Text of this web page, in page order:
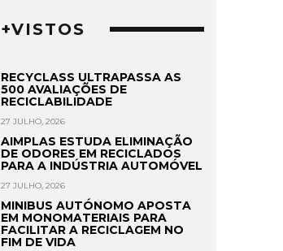
+VISTOS
RECYCLASS ULTRAPASSA AS
500 AVALIAÇÕES DE
RECICLABILIDADE
27 JULHO, 2026
AIMPLAS ESTUDA ELIMINAÇÃO
DE ODORES EM RECICLADOS
PARA A INDÚSTRIA AUTOMÓVEL
27 JULHO, 2026
MINIBUS AUTÓNOMO APOSTA
EM MONOMATERIAIS PARA
FACILITAR A RECICLAGEM NO
FIM DE VIDA